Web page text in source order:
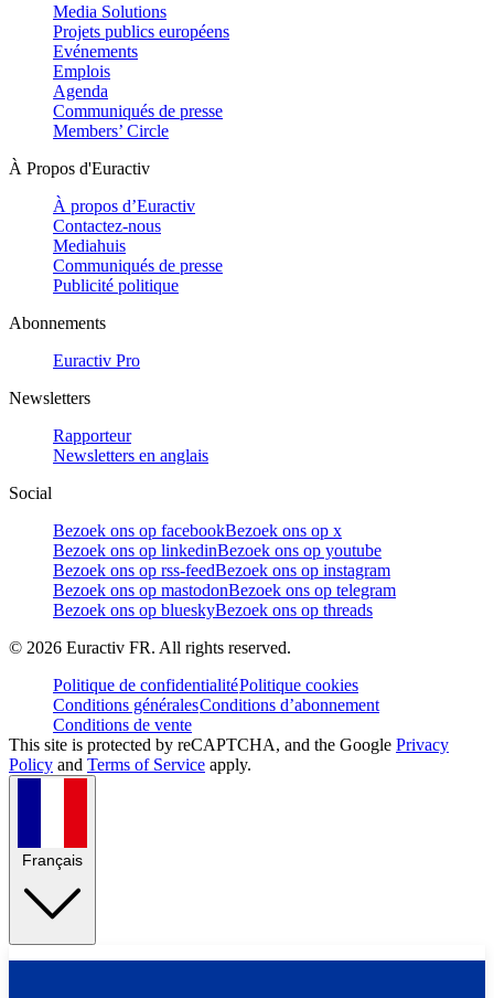
Media Solutions
Projets publics européens
Evénements
Emplois
Agenda
Communiqués de presse
Members’ Circle
À Propos d'Euractiv
À propos d’Euractiv
Contactez-nous
Mediahuis
Communiqués de presse
Publicité politique
Abonnements
Euractiv Pro
Newsletters
Rapporteur
Newsletters en anglais
Social
Bezoek ons op facebookBezoek ons op x
Bezoek ons op linkedinBezoek ons op youtube
Bezoek ons op rss-feedBezoek ons op instagram
Bezoek ons op mastodonBezoek ons op telegram
Bezoek ons op blueskyBezoek ons op threads
© 2026 Euractiv FR. All rights reserved.
Politique de confidentialitéPolitique cookies
Conditions généralesConditions d’abonnement
Conditions de vente
This site is protected by reCAPTCHA, and the Google Privacy
Policy and Terms of Service apply.
Français